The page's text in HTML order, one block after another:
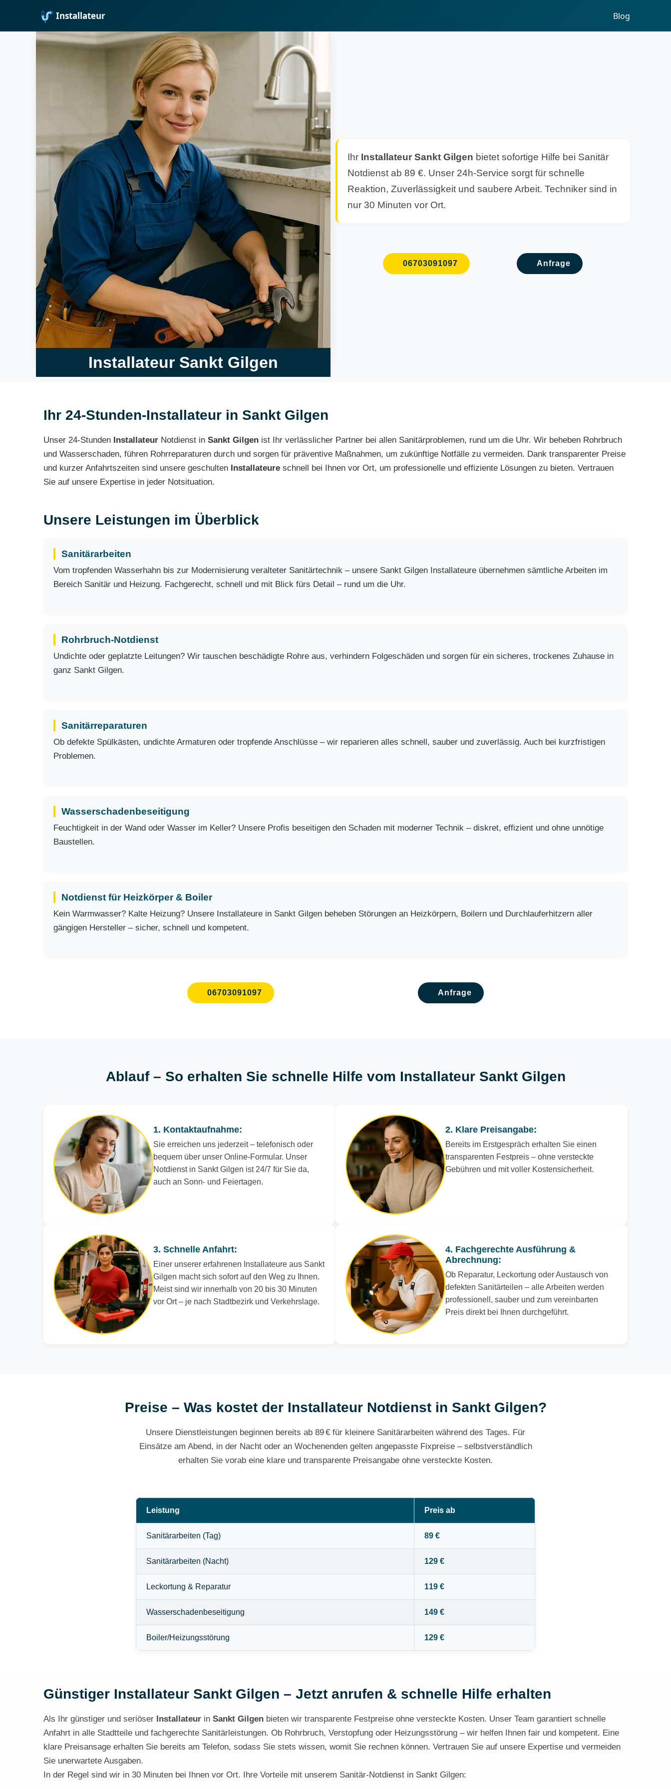
Installateur Blog
Installateur Sankt Gilgen
Ihr Installateur Sankt Gilgen bietet sofortige Hilfe bei Sanitär
Notdienst ab 89 €. Unser 24h-Service sorgt für schnelle
Reaktion, Zuverlässigkeit und saubere Arbeit. Techniker sind in
nur 30 Minuten vor Ort.
06703091097 Anfrage
Ihr 24-Stunden-Installateur in Sankt Gilgen
Unser 24-Stunden Installateur Notdienst in Sankt Gilgen ist Ihr verlässlicher Partner bei allen Sanitärproblemen, rund um die Uhr. Wir beheben Rohrbruch
und Wasserschaden, führen Rohrreparaturen durch und sorgen für präventive Maßnahmen, um zukünftige Notfälle zu vermeiden. Dank transparenter Preise
und kurzer Anfahrtszeiten sind unsere geschulten Installateure schnell bei Ihnen vor Ort, um professionelle und effiziente Lösungen zu bieten. Vertrauen
Sie auf unsere Expertise in jeder Notsituation.
Unsere Leistungen im Überblick
Sanitärarbeiten
Vom tropfenden Wasserhahn bis zur Modernisierung veralteter Sanitärtechnik – unsere Sankt Gilgen Installateure übernehmen sämtliche Arbeiten im
Bereich Sanitär und Heizung. Fachgerecht, schnell und mit Blick fürs Detail – rund um die Uhr.
Rohrbruch-Notdienst
Undichte oder geplatzte Leitungen? Wir tauschen beschädigte Rohre aus, verhindern Folgeschäden und sorgen für ein sicheres, trockenes Zuhause in
ganz Sankt Gilgen.
Sanitärreparaturen
Ob defekte Spülkästen, undichte Armaturen oder tropfende Anschlüsse – wir reparieren alles schnell, sauber und zuverlässig. Auch bei kurzfristigen
Problemen.
Wasserschadenbeseitigung
Feuchtigkeit in der Wand oder Wasser im Keller? Unsere Profis beseitigen den Schaden mit moderner Technik – diskret, effizient und ohne unnötige
Baustellen.
Notdienst für Heizkörper & Boiler
Kein Warmwasser? Kalte Heizung? Unsere Installateure in Sankt Gilgen beheben Störungen an Heizkörpern, Boilern und Durchlauferhitzern aller
gängigen Hersteller – sicher, schnell und kompetent.
06703091097 Anfrage
Ablauf – So erhalten Sie schnelle Hilfe vom Installateur Sankt Gilgen
1. Kontaktaufnahme:
Sie erreichen uns jederzeit – telefonisch oder
bequem über unser Online-Formular. Unser
Notdienst in Sankt Gilgen ist 24/7 für Sie da,
auch an Sonn- und Feiertagen.
2. Klare Preisangabe:
Bereits im Erstgespräch erhalten Sie einen
transparenten Festpreis – ohne versteckte
Gebühren und mit voller Kostensicherheit.
3. Schnelle Anfahrt:
Einer unserer erfahrenen Installateure aus Sankt
Gilgen macht sich sofort auf den Weg zu Ihnen.
Meist sind wir innerhalb von 20 bis 30 Minuten
vor Ort – je nach Stadtbezirk und Verkehrslage.
4. Fachgerechte Ausführung &
Abrechnung:
Ob Reparatur, Leckortung oder Austausch von
defekten Sanitärteilen – alle Arbeiten werden
professionell, sauber und zum vereinbarten
Preis direkt bei Ihnen durchgeführt.
Preise – Was kostet der Installateur Notdienst in Sankt Gilgen?
Unsere Dienstleistungen beginnen bereits ab 89 € für kleinere Sanitärarbeiten während des Tages. Für
Einsätze am Abend, in der Nacht oder an Wochenenden gelten angepasste Fixpreise – selbstverständlich
erhalten Sie vorab eine klare und transparente Preisangabe ohne versteckte Kosten.
Leistung Preis ab
Sanitärarbeiten (Tag) 89 €
Sanitärarbeiten (Nacht) 129 €
Leckortung & Reparatur 119 €
Wasserschadenbeseitigung 149 €
Boiler/Heizungsstörung 129 €
Günstiger Installateur Sankt Gilgen – Jetzt anrufen & schnelle Hilfe erhalten
Als Ihr günstiger und seriöser Installateur in Sankt Gilgen bieten wir transparente Festpreise ohne versteckte Kosten. Unser Team garantiert schnelle
Anfahrt in alle Stadtteile und fachgerechte Sanitärleistungen. Ob Rohrbruch, Verstopfung oder Heizungsstörung – wir helfen Ihnen fair und kompetent. Eine
klare Preisansage erhalten Sie bereits am Telefon, sodass Sie stets wissen, womit Sie rechnen können. Vertrauen Sie auf unsere Expertise und vermeiden
Sie unerwartete Ausgaben.
In der Regel sind wir in 30 Minuten bei Ihnen vor Ort. Ihre Vorteile mit unserem Sanitär-Notdienst in Sankt Gilgen: